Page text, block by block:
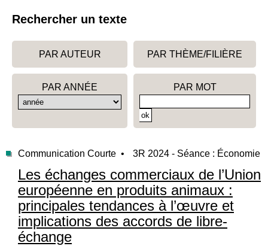
Rechercher un texte
PAR AUTEUR PAR THÈME/FILIÈRE
PAR ANNÉE PAR MOT
Communication Courte • 3R 2024 - Séance : Économie
Les échanges commerciaux de l’Union
européenne en produits animaux :
principales tendances à l’œuvre et
implications des accords de libre-
échange